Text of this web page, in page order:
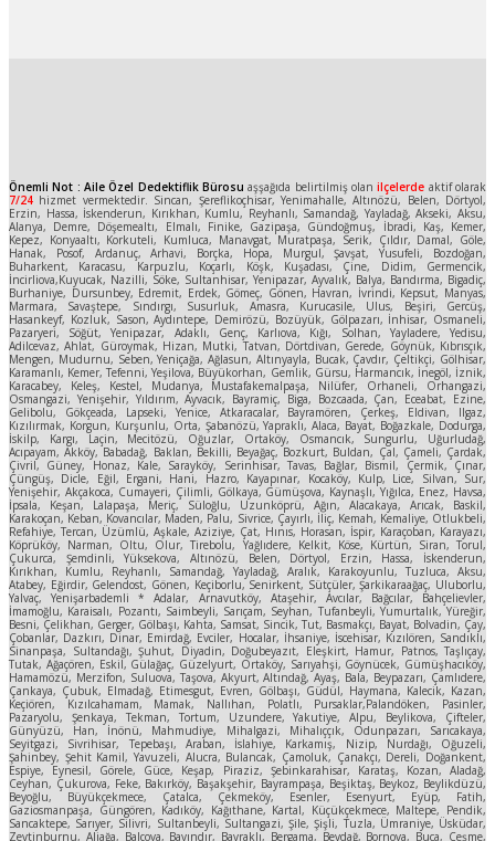
Önemli Not : Aile Özel Dedektiflik Bürosu aşşağıda belirtilmiş olanilçelerde aktif olarak
7/24 hizmet vermektedir. Sincan, Şereflikoçhisar, Yenimahalle, Altınözü, Belen, Dörtyol,
Erzin, Hassa, İskenderun, Kırıkhan, Kumlu, Reyhanlı, Samandağ, Yayladağ, Akseki, Aksu,
Alanya, Demre, Döşemealtı, Elmalı, Finike, Gazipaşa, Gündoğmuş, İbradi, Kaş, Kemer,
Kepez, Konyaaltı, Korkuteli, Kumluca, Manavgat, Muratpaşa, Serik, Çıldır, Damal, Göle,
Hanak, Posof, Ardanuç, Arhavi, Borçka, Hopa, Murgul, Şavşat, Yusufeli, Bozdoğan,
Buharkent, Karacasu, Karpuzlu, Koçarlı, Köşk, Kuşadası, Çine, Didim, Germencik,
İncirliova,Kuyucak, Nazilli, Söke, Sultanhisar, Yenipazar, Ayvalık, Balya, Bandırma, Bigadiç,
Burhaniye, Dursunbey, Edremit, Erdek, Gömeç, Gönen, Havran, İvrindi, Kepsut, Manyas,
Marmara, Savaştepe, Sındırgı, Susurluk, Amasra, Kurucasile, Ulus, Beşiri, Gercüş,
Hasankeyf, Kozluk, Sason, Aydıntepe, Demirözü, Bozüyük, Gölpazarı, İnhisar, Osmaneli,
Pazaryeri, Söğüt, Yenipazar, Adaklı, Genç, Karlıova, Kığı, Solhan, Yayladere, Yedisu,
Adilcevaz, Ahlat, Güroymak, Hizan, Mutki, Tatvan, Dörtdivan, Gerede, Göynük, Kıbrısçık,
Mengen, Mudurnu, Seben, Yeniçağa, Ağlasun, Altınyayla, Bucak, Çavdır, Çeltikçi, Gölhisar,
Karamanlı, Kemer, Tefenni, Yeşilova, Büyükorhan, Gemlik, Gürsu, Harmancık, İnegöl, İznik,
Karacabey, Keleş, Kestel, Mudanya, Mustafakemalpaşa, Nilüfer, Orhaneli, Orhangazi,
Osmangazi, Yenişehir, Yıldırım, Ayvacık, Bayramiç, Biga, Bozcaada, Çan, Eceabat, Ezine,
Gelibolu, Gökçeada, Lapseki, Yenice, Atkaracalar, Bayramören, Çerkeş, Eldivan, Ilgaz,
Kızılırmak, Korgun, Kurşunlu, Orta, Şabanözü, Yapraklı, Alaca, Bayat, Boğazkale, Dodurga,
İskilp, Kargı, Laçin, Mecitözü, Oğuzlar, Ortaköy, Osmancık, Sungurlu, Uğurludağ,
Acıpayam, Akköy, Babadağ, Baklan, Bekilli, Beyağaç, Bozkurt, Buldan, Çal, Çameli, Çardak,
Çivril, Güney, Honaz, Kale, Sarayköy, Serinhisar, Tavas, Bağlar, Bismil, Çermik, Çınar,
Çüngüş, Dicle, Eğil, Ergani, Hani, Hazro, Kayapınar, Kocaköy, Kulp, Lice, Silvan, Sur,
Yenişehir, Akçakoca, Cumayeri, Çilimli, Gölkaya, Gümüşova, Kaynaşlı, Yığılca, Enez, Havsa,
İpsala, Keşan, Lalapaşa, Meriç, Süloğlu, Uzunköprü, Ağın, Alacakaya, Arıcak, Baskil,
Karakoçan, Keban, Kovancılar, Maden, Palu, Sivrice, Çayırlı, İliç, Kemah, Kemaliye, Otlukbeli,
Refahiye, Tercan, Üzümlü, Aşkale, Aziziye, Çat, Hınıs, Horasan, İspir, Karaçoban, Karayazı,
Köprüköy, Narman, Oltu, Olur, Tirebolu, Yağlıdere, Kelkit, Köse, Kürtün, Siran, Torul,
Çukurca, Şemdinli, Yüksekova, Altınözü, Belen, Dörtyol, Erzin, Hassa, İskenderun,
Kırıkhan, Kumlu, Reyhanlı, Samandağ, Yayladağ, Aralık, Karakoyunlu, Tuzluca, Aksu,
Atabey, Eğirdir, Gelendost, Gönen, Keçiborlu, Senirkent, Sütçüler, Şarkikaraağaç, Uluborlu,
Yalvaç, Yenişarbademli * Adalar, Arnavutköy, Ataşehir, Avcılar, Bağcılar, Bahçelievler,
İmamoğlu, Karaisalı, Pozantı, Saimbeyli, Sarıçam, Seyhan, Tufanbeyli, Yumurtalık, Yüreğir,
Besni, Çelikhan, Gerger, Gölbaşı, Kahta, Samsat, Sincik, Tut, Basmakçı, Bayat, Bolvadin, Çay,
Çobanlar, Dazkırı, Dinar, Emirdağ, Evciler, Hocalar, İhsaniye, İscehisar, Kızılören, Sandıklı,
Sinanpaşa, Sultandağı, Şuhut, Diyadin, Doğubeyazıt, Eleşkirt, Hamur, Patnos, Taşlıçay,
Tutak, Ağaçören, Eskil, Gülağaç, Güzelyurt, Ortaköy, Sarıyahşi, Göynücek, Gümüşhacıköy,
Hamamözü, Merzifon, Suluova, Taşova, Akyurt, Altındağ, Ayaş, Bala, Beypazarı, Çamlıdere,
Çankaya, Çubuk, Elmadağ, Etimesgut, Evren, Gölbaşı, Güdül, Haymana, Kalecik, Kazan,
Keçiören, Kızılcahamam, Mamak, Nallıhan, Polatlı, Pursaklar,Palandöken, Pasinler,
Pazaryolu, Şenkaya, Tekman, Tortum, Uzundere, Yakutiye, Alpu, Beylikova, Çifteler,
Günyüzü, Han, İnönü, Mahmudiye, Mihalgazi, Mihalıççık, Odunpazarı, Sarıcakaya,
Seyitgazi, Sivrihisar, Tepebaşı, Araban, İslahiye, Karkamış, Nizip, Nurdağı, Oğuzeli,
Şahinbey, Şehit Kamil, Yavuzeli, Alucra, Bulancak, Çamoluk, Çanakçı, Dereli, Doğankent,
Espiye, Eynesil, Görele, Güce, Keşap, Piraziz, Şebinkarahisar, Karataş, Kozan, Aladağ,
Ceyhan, Çukurova, Feke, Bakırköy, Başakşehir, Bayrampaşa, Beşiktaş, Beykoz, Beylikdüzü,
Beyoğlu, Büyükçekmece, Çatalca, Çekmeköy, Esenler, Esenyurt, Eyüp, Fatih,
Gaziosmanpaşa, Güngören, Kadıköy, Kağıthane, Kartal, Küçükçekmece, Maltepe, Pendik,
Sancaktepe, Sarıyer, Silivri, Sultanbeyli, Sultangazi, Şile, Şişli, Tuzla, Ümraniye, Üsküdar,
Zeytinburnu, Aliağa, Balçova, Bayındır, Bayraklı, Bergama, Beydağ, Bornova, Buca, Çeşme,